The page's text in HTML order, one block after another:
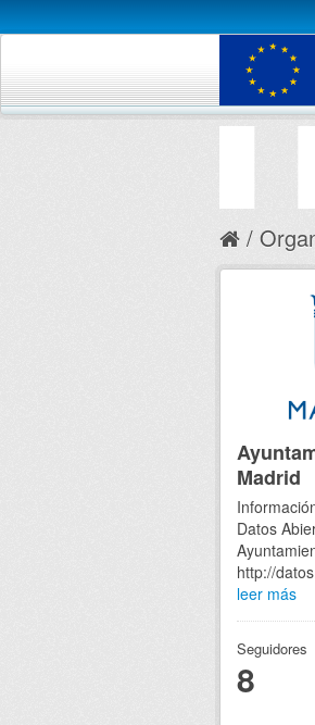
Madrid
Datos
http://
leer más
Seguidores
8